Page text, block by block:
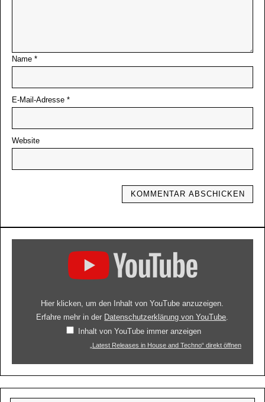
Name *
E-Mail-Adresse *
Website
Hier klicken, um den Inhalt von YouTube anzuzeigen.
Erfahre mehr in der Datenschutzerklärung von YouTube
Inhalt von YouTube immer anzeigen
„Latest Releases in House and Techno“ direkt öffnen